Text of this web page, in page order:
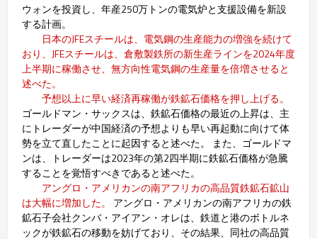
ウォンを投資し、年産250万トンの電気炉と支援設備を新設
する計画。
日本のJFEスチールは、電気鋼の生産能力の増強を続けて
おり、JFEスチールは、倉敷製鉄所の新生産ラインを2024年度
上半期に稼働させ、無方向性電気鋼の生産量を倍増させると
述べた。
予想以上に早い経済再稼働が鉄鉱石価格を押し上げる。
ゴールドマン・サックスは、鉄鉱石価格の最近の上昇は、主
にトレーダーが中国経済の予想よりも早い再起動に向けて体
勢を立て直したことに起因すると述べた。 また、ゴールドマ
ンは、トレーダーは2023年の第2四半期に鉄鉱石価格が急騰
することを覚悟すべきであると述べた。
アングロ・アメリカンの南アフリカの高品質鉄鉱石鉱山
は大幅に増加した。 アングロ・アメリカンの南アフリカの鉄
鉱石子会社クンバ・アイアン・オレは、鉄道と港のボトルネ
ックが鉄鉱石の移動を妨げており、その結果、同社の高品質